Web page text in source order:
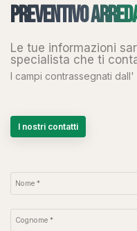
Preventivo
Le tue informazioni
specialista che ti
I campi contrassegnati
I nostri contatti